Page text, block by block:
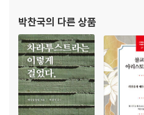
파시즘은 불안과 허무를 먹고 자란다
진정한 자아와 자유를 찾는 방법
지금 우리에겐 철저한 변혁이 필용하다
내 안에 존재하는 능력의 발견
Q/A 묻고 답하기
박찬국의 다른 상품